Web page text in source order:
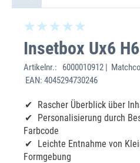
Insetbox Ux6
Artikelnr.:
6000010912 |
EAN: 4045294730246
Rascher Überblick über
Personalisierung durch
Farbcode
Leichte Entnahme von
Formgebung